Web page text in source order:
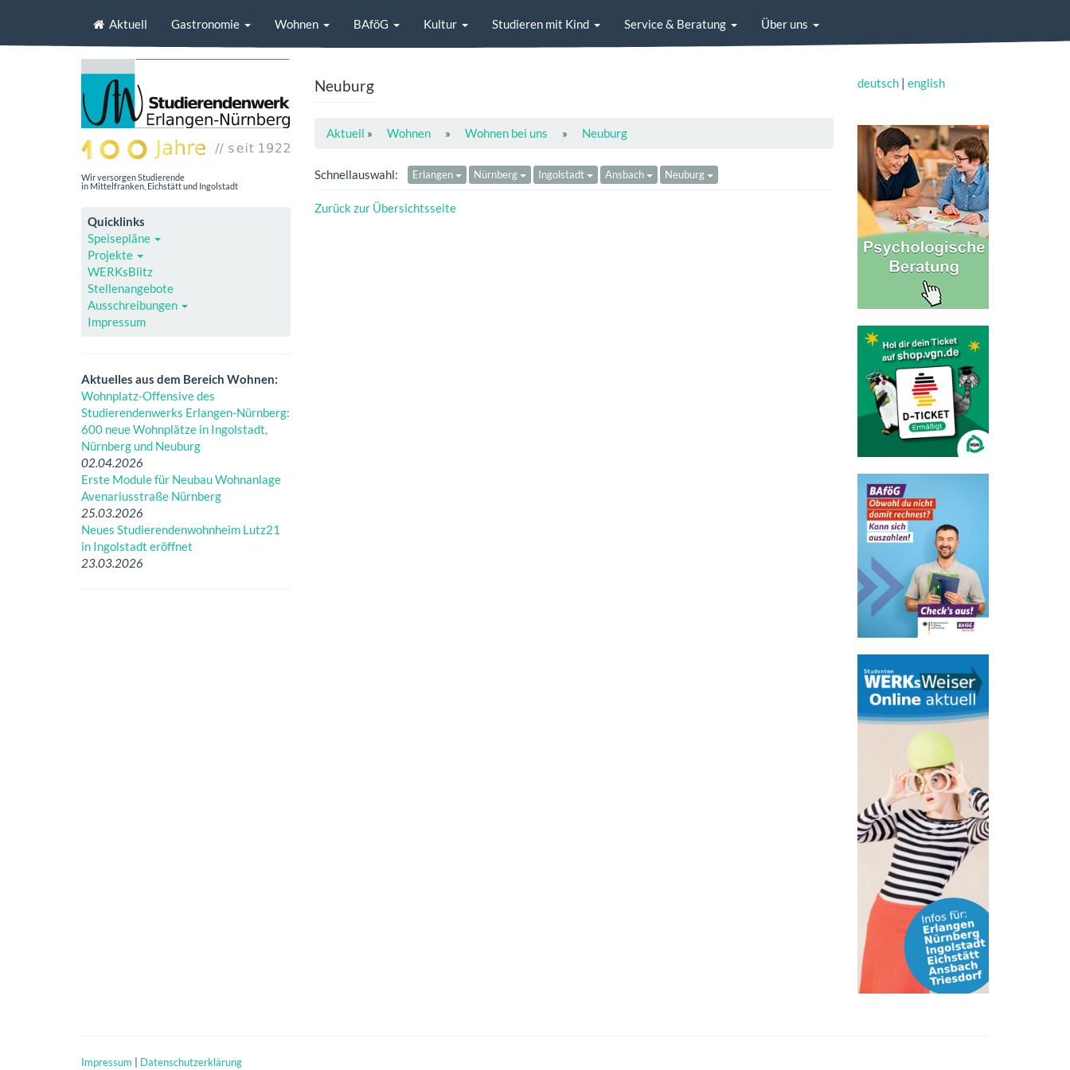
Aktuell Gastronomie Wohnen BAföG Kultur Studieren mit Kind Service & Beratung Über uns
Wir versorgen Studierende
in Mittelfranken, Eichstätt und Ingolstadt
Quicklinks
Speisepläne
Projekte
WERKsBlitz
Stellenangebote
Ausschreibungen
Impressum
Aktuelles aus dem Bereich Wohnen:
Wohnplatz-Offensive des
Studierendenwerks Erlangen-Nürnberg:
600 neue Wohnplätze in Ingolstadt,
Nürnberg und Neuburg
02.04.2026
Erste Module für Neubau Wohnanlage
Avenariusstraße Nürnberg
25.03.2026
Neues Studierendenwohnheim Lutz21
in Ingolstadt eröffnet
23.03.2026
Neuburg
Aktuell » Wohnen » Wohnen bei uns » Neuburg
Schnellauswahl: Erlangen Nürnberg Ingolstadt Ansbach Neuburg
Zurück zur Übersichtsseite
deutsch | english
Impressum Datenschutzerklärung